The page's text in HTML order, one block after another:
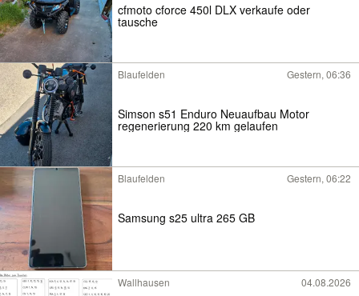
cfmoto cforce 450l DLX verkaufe oder
tausche
Blaufelden Gestern, 06:36
Simson s51 Enduro Neuaufbau Motor
regenerierung 220 km gelaufen
Blaufelden Gestern, 06:22
Samsung s25 ultra 265 GB
Wallhausen 04.08.2026